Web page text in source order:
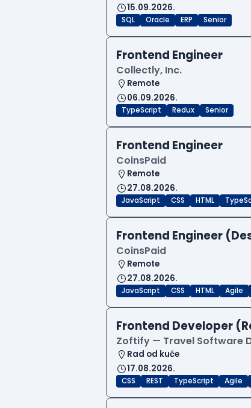
15.09.2026.
SQL Oracle ERP Senior
Frontend Engineer
Collectly, Inc.
Remote
06.09.2026.
TypeScript Redux Senior
Frontend Engineer
CoinsPaid
Remote
27.08.2026.
JavaScript CSS HTML
Frontend Engineer
CoinsPaid
Remote
27.08.2026.
JavaScript CSS HTML Agile
Frontend Developer
Zoftify — Travel Software
Rad od kuće
17.08.2026.
CSS REST TypeScript Agile